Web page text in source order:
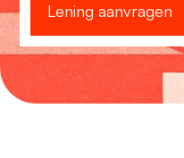
Lening aanvragen